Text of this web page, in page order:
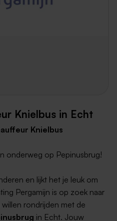
Knielbus in Echt
Knielbus
onderweg op Pepinusbrug!
en lijkt het je leuk om
Pergamijn is op zoek naar
rondrijden met de
in Echt. Jouw